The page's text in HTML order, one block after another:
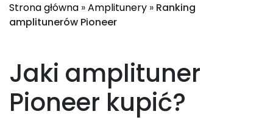
Strona główna »Amplitunery » Ranking
amplitunerów Pioneer
Jaki amplituner
Pioneer kupić?